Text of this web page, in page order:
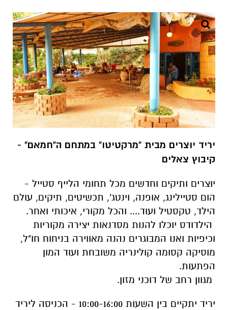
יריד יוצרים מבית "מרקטיטו" במתחם ה"חמאם" -
קיבוץ צאלים
יוצרים ותיקים וחדשים מכל תחומי הלייף סטייל -
הום סטיילינג, אופנה, וינטג', תכשיטים, תיקים, עולם
הילד, טקסטיל ועוד.... והכל מקורי, איכותי ואחר.
הילדודס יוכלו להנות מסדנאות יצירה מקוריות
וכיפיות ואנו המבוגרים נהנה מאווירה בניחוח חו"ל,
מוסיקה קסומה קולינריה משובחת ועוד המון
הפתעות.
מגוון רחב של דוכני מזון.
יריד יתקיים בין השעות 10:00-16:00 - הכניסה ליריד